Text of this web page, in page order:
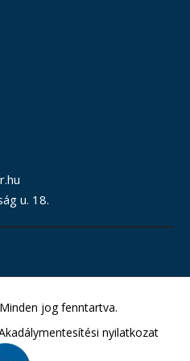
u. 18.
jog fenntartva.
nyilatkozat